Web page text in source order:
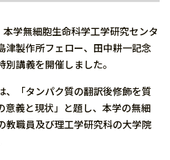
学無細胞生命科学工学研究センタ
津製作所フェロー、田中耕一記念
講義を開催しました。
「タンパク質の翻訳後修飾を質
意義と現状」と題し、本学の無細
教職員及び理工学研究科の大学院